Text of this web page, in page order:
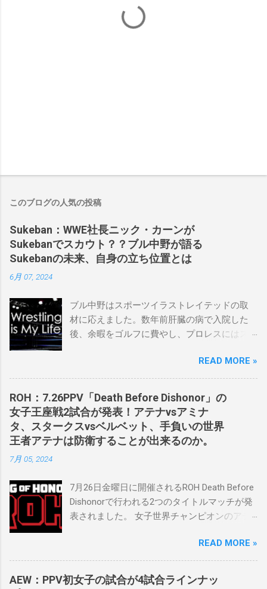
このブログの人気の投稿
Sukeban：WWE社長ニック・カーンが
Sukebanでスカウト？？ブル中野が語る
Sukebanの未来、自身の立ち位置とは
6月 07, 2024
ブル中野はスポーツイラストレイテッドの取
材に応えました。数年前肝臓の病で入院した
後、余暇をゴルフに費やし、プロレスにはス
ました。なお、新しいプロモーションは無限
の可能性に満ちており、先日WWEのニック・
カーン社長にスカウトされました。 「私は
2023年にスケバンのコミッショナーに任命さ
れました。スケバンの醍醐味は、日本独自の
文化の過去、現在、未来をリング上で見るこ
とができることです。何十年も前のスケバン
好きです。」 彼女は今、スケバンで重要な役
割を果たしています。 「今活躍している選手
をとても誇りに思い、応援しています。私の
ケバンのレスラーばかりです。私は彼らを私
の子供のように考えている」。 スケバンの最
新のショーは5月末に行われました。日本の女
READ MORE »
ROH：7.26PPV「Death Before Dishonor」の
女子王座戦2試合が発表！アテナvsアミナ
タ、スタークスvsベルベット、手負いの世界
王者アテナは防衛することが出来るのか。
7月 05, 2024
7月26日金曜日に開催されるROH Death Before
Dishonorで行われる2つのタイトルマッチが発
表されました。 女子世界チャンピオンのアテ
を防衛することになりました。この試合は木
曜日のROHで発表されました。アテナは5月か
ら活動を休止しており、リング上での欠場は
READ MORE »
AEW：PPV初女子の試合が4試合ラインナッ